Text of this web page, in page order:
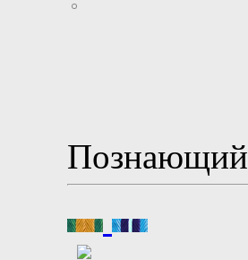
Познающий